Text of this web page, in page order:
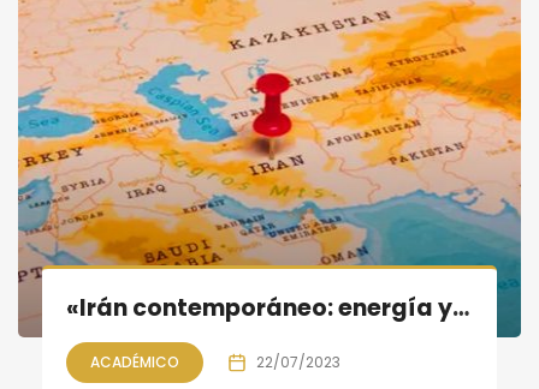
«Irán contemporáneo: energía y geoestrategia»; conferencia y tertulia
ACADÉMICO 22/07/2023